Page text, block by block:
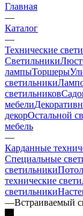
Главная
—
Каталог
—
Технические
Светильники
лампыТоршеры
светильники
светильников
мебели
декорОстальной
мебель
—
Карданные
Специальные
светильники
технические
светильники
—Встраиваемый